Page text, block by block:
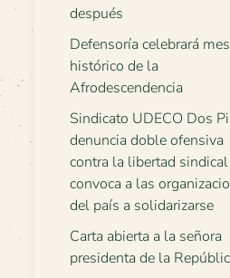
después
Defensoría celebrará mes
histórico de la
Afrodescendencia
Sindicato UDECO Dos
denuncia doble ofensiva
contra la libertad
convoca a las
del país a solidarizarse
Carta abierta a la señora
presidenta de la